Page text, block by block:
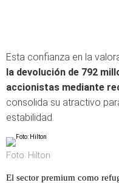
Esta confianza en la
la devolución de 792
accionistas mediante
consolida su atractivo
estabilidad.
Foto: Hilton
El sector premium como